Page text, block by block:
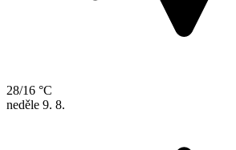
28/16 °C
neděle 9. 8.